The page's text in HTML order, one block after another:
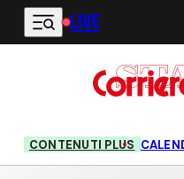
Vai al contenuto principale
LIVE
CONTENUTI PLUS